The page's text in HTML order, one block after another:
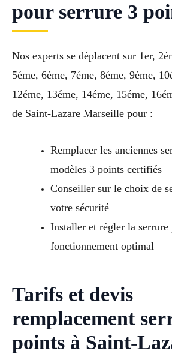
pour serrure 3
Nos experts se déplacent sur 1er,
5éme, 6éme, 7éme, 8éme, 9éme,
12éme, 13éme, 14éme, 15éme,
de Saint-Lazare Marseille pour :
Remplacer les anciennes
modèles 3 points certifiés
Conseiller sur le choix de
votre sécurité
Installer et régler la serrure
fonctionnement optimal
Tarifs et devis
remplacement
points à Saint-